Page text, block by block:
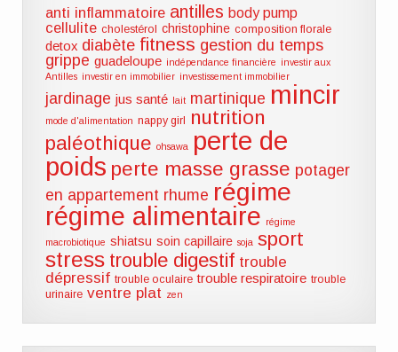
anti inflammatoire antilles body pump
cellulite cholestérol christophine composition florale
detox diabète fitness gestion du temps
grippe guadeloupe indépendance financière investir aux
Antilles investir en immobilier investissement immobilier
jardinage jus santé lait martinique mincir
mode d'alimentation nappy girl nutrition
paléothique ohsawa
perte de
poids perte masse grasse potager
en appartement rhume régime
régime alimentaire régime
macrobiotique shiatsu soin capillaire soja sport
stress trouble digestif trouble
dépressif trouble oculaire trouble respiratoire trouble
urinaire ventre plat zen